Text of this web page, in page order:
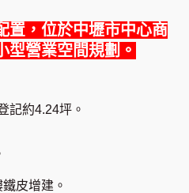
置，位於中壢市中心商
型營業空間規劃。
記約4.24坪。
皮增建。